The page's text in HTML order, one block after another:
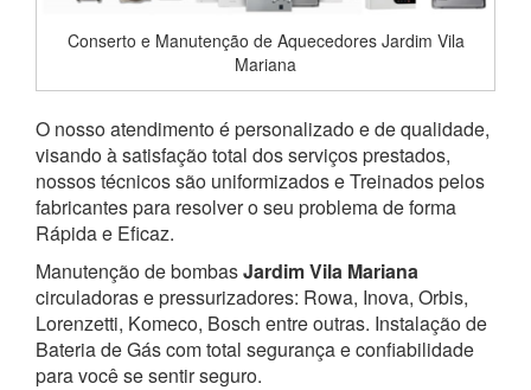
Conserto e Manutenção de Aquecedores Jardim Vila
Mariana
O nosso atendimento é personalizado e de qualidade,
visando à satisfação total dos serviços prestados,
nossos técnicos são uniformizados e Treinados pelos
fabricantes para resolver o seu problema de forma
Rápida e Eficaz.
Manutenção de bombasJardim Vila Mariana
circuladoras e pressurizadores: Rowa, Inova, Orbis,
Lorenzetti, Komeco, Bosch entre outras. Instalação de
Bateria de Gás com total segurança e confiabilidade
para você se sentir seguro.